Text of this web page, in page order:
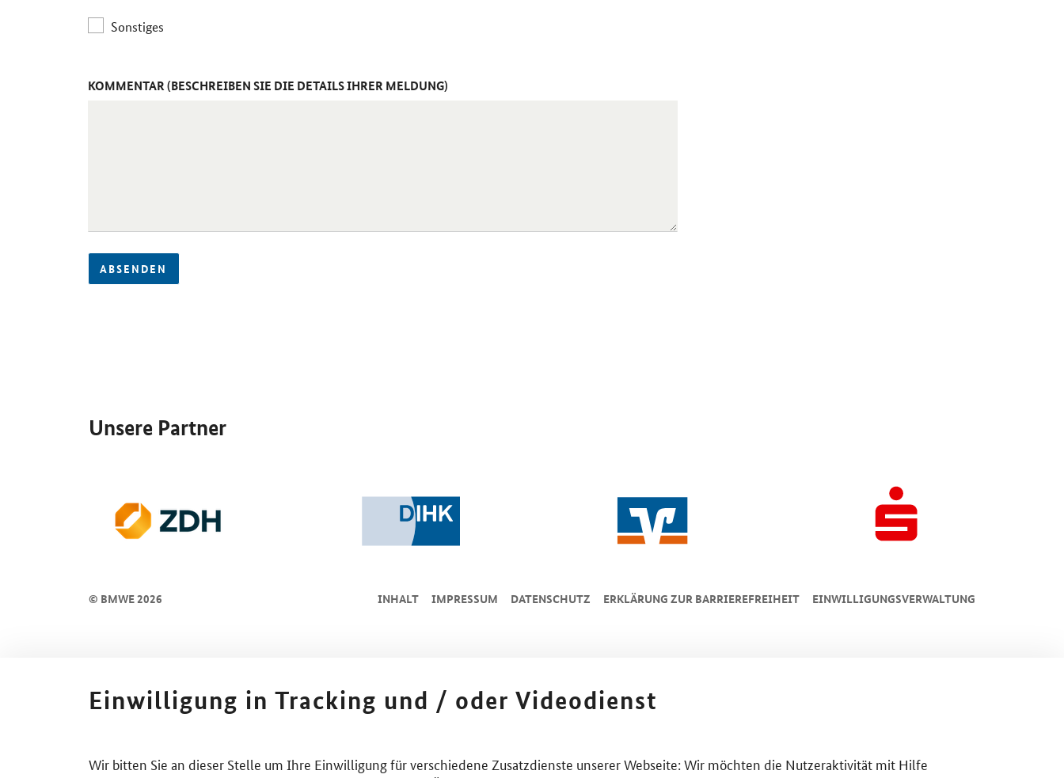
Sonstiges
KOMMENTAR (BESCHREIBEN SIE DIE DETAILS IHRER MELDUNG)
ABSENDEN
Unsere Partner
© BMWE 2026 INHALT IMPRESSUM DA­TEN­SCHUTZ ERKLÄRUNG ZUR BARRIEREFREIHEIT EINWILLIGUNGSVERWALTUNG
Einwilligung in Tracking und / oder Videodienst
Wir bitten Sie an dieser Stelle um Ihre Einwilligung für verschiedene Zusatzdienste unserer Webseite: Wir möchten die Nutzeraktivität mit Hilfe